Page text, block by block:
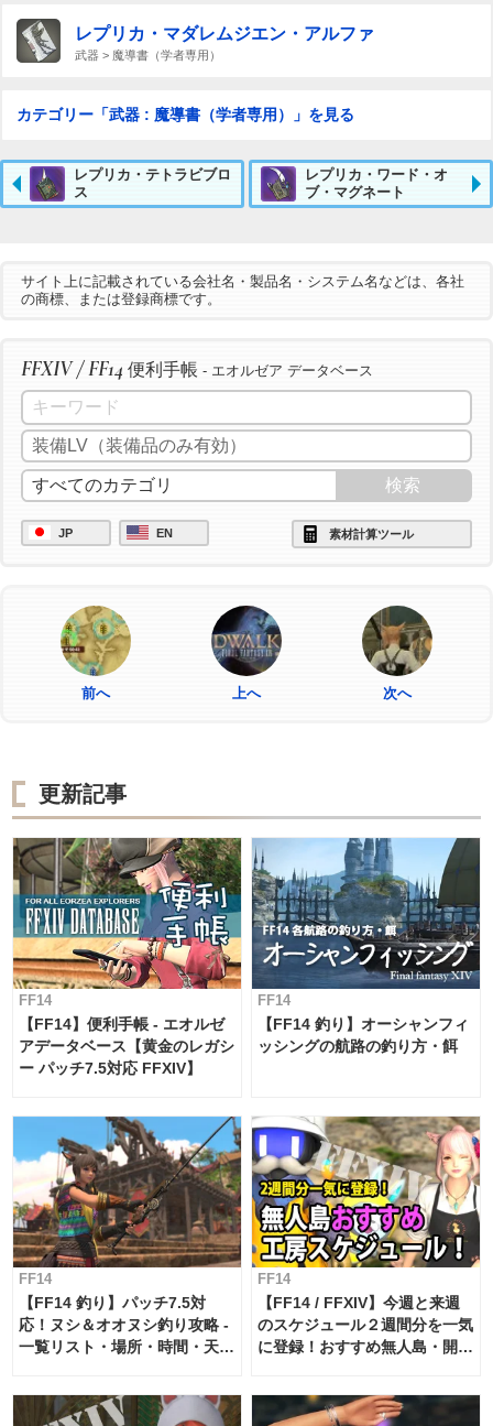
レプリカ・マダレムジエン・アルファ
武器 > 魔導書（学者専用）
カテゴリー「武器 : 魔導書（学者専用）」を見る
レプリカ・テトラビブロ
ス
レプリカ・ワード・オ
ブ・マグネート
サイト上に記載されている会社名・製品名・システム名などは、各社
の商標、または登録商標です。
FFXIV / FF14 便利手帳 - エオルゼア データベース
JP EN 素材計算ツール
前へ 上へ 次へ
更新記事
FF14
【FF14】便利手帳 - エオルゼ
アデータベース【黄金のレガシ
ー パッチ7.5対応 FFXIV】
FF14
【FF14 釣り】オーシャンフィ
ッシングの航路の釣り方・餌
FF14
【FF14 釣り】パッチ7.5対
応！ヌシ＆オオヌシ釣り攻略 -
一覧リスト・場所・時間・天
FF14
【FF14 / FFXIV】今週と来週
のスケジュール２週間分を一気
に登録！おすすめ無人島・開拓